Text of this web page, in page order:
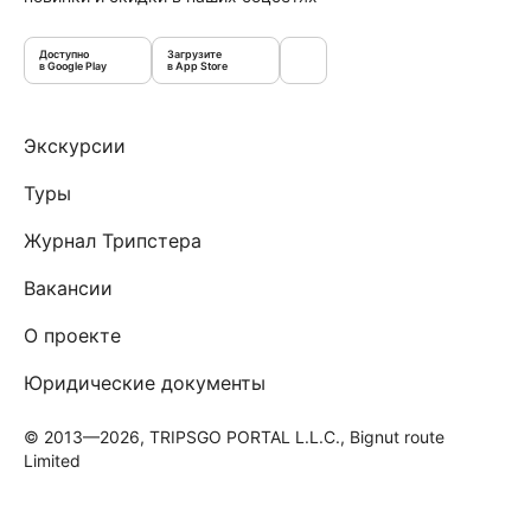
Доступно
в Google Play
Загрузите
в App Store
Экскурсии
Туры
Журнал Трипстера
Вакансии
О проекте
Юридические документы
© 2013—2026, TRIPSGO PORTAL L.L.C., Bignut route
Limited